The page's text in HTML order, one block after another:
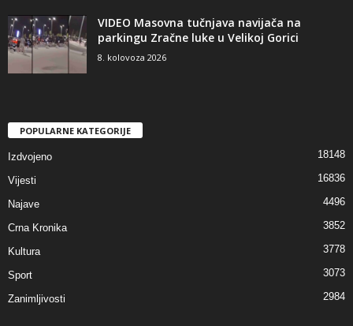
VIDEO Masovna tučnjava navijača na
parkingu Zračne luke u Velikoj Gorici
8. kolovoza 2026
POPULARNE KATEGORIJE
Izdvojeno 18148
Vijesti 16836
Najave 4496
Crna Kronika 3852
Kultura 3778
Sport 3073
Zanimljivosti 2984